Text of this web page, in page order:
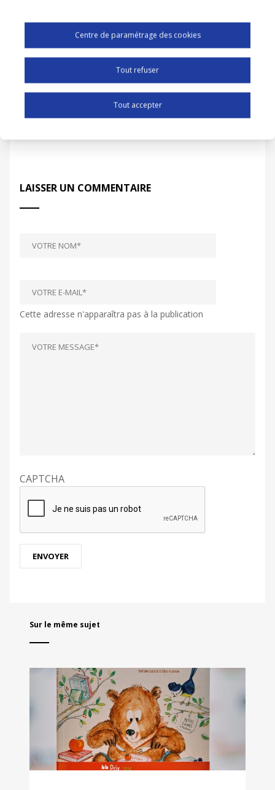
LAISSER UN COMMENTAIRE
Cette adresse n'apparaîtra pas à la publication
CAPTCHA
Sur le même sujet
Centre de paramétrage des cookies
Tout refuser
Tout accepter